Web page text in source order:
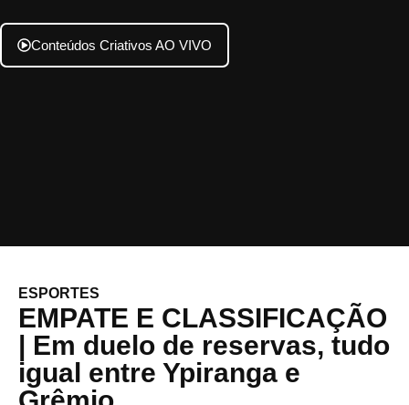
Conteúdos Criativos AO VIVO
ESPORTES
EMPATE E CLASSIFICAÇÃO
| Em duelo de reservas, tudo
igual entre Ypiranga e